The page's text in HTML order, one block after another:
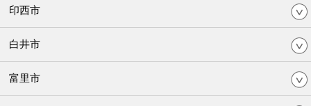
印西市
白井市
富里市